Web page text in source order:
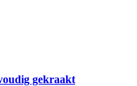
gekraakt